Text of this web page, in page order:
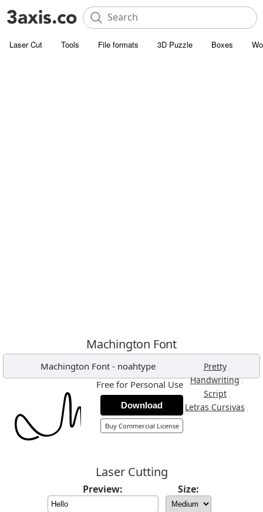
Laser Cut Tools File formats 3D Puzzle Boxes
Machington Font
Machington Font- noahtype Pretty ,
Handwriting,
Script ,
Letras Cursivas ,
Free for Personal Use
Download
Buy Commercial License
Laser Cutting
Preview: Size: